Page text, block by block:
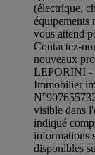
(électrique,
équipements
vous attend
Contactez-
nouveaux
LEPORINI -
Immobilier
visible dans
indiqué
informations
disponibles